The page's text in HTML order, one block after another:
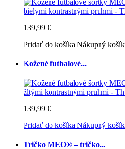
139,99 €
Pridať do košíka Nákupný košík
Kožené futbalové...
139,99 €
Pridať do košíka Nákupný košík
Tričko MEO® – tričko...